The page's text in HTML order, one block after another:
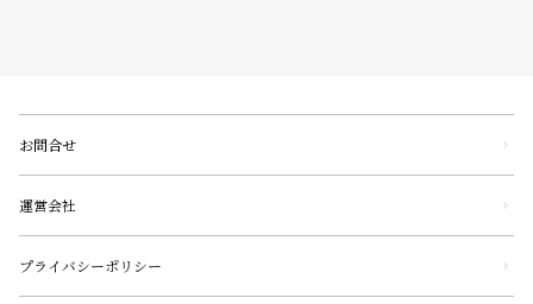
お問合せ
運営会社
プライバシーポリシー